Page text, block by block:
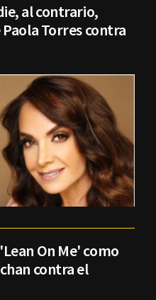
al contrario,
Torres contra
On Me' como
contra el